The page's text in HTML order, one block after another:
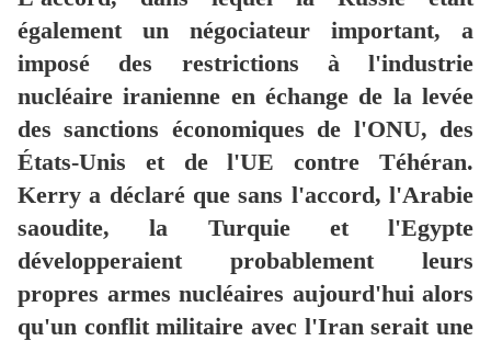
également un négociateur important, a
imposé des restrictions à l'industrie
nucléaire iranienne en échange de la levée
des sanctions économiques de l'ONU, des
États-Unis et de l'UE contre Téhéran.
Kerry a déclaré que sans l'accord, l'Arabie
saoudite, la Turquie et l'Egypte
développeraient probablement leurs
propres armes nucléaires aujourd'hui alors
qu'un conflit militaire avec l'Iran serait une